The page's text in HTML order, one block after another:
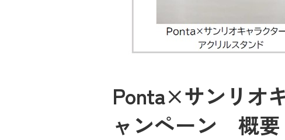
Ponta×サンリオ
ャンペーン 概要